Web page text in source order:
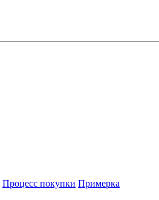
Процесс покупки Примерка